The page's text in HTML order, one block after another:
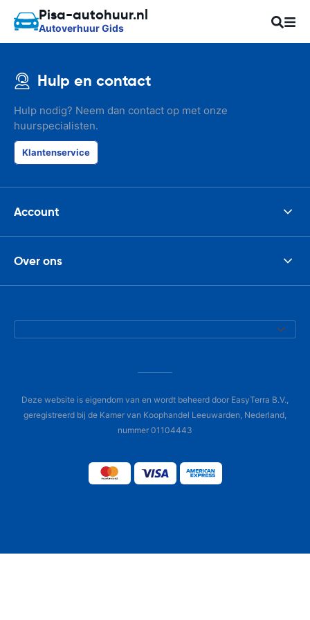
Pisa-autohuur.nl
Autoverhuur Gids
Hulp en contact
Hulp nodig? Neem dan contact op met onze
huurspecialisten.
Klantenservice
Account
Over ons
Deze website is eigendom van en wordt beheerd door EasyTerra B.V.,
geregistreerd bij de Kamer van Koophandel Leeuwarden, Nederland,
nummer 01104443